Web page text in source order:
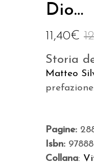
Dio…
11,40€
Storia
Matteo
Pagine:
Isbn:
Collana: